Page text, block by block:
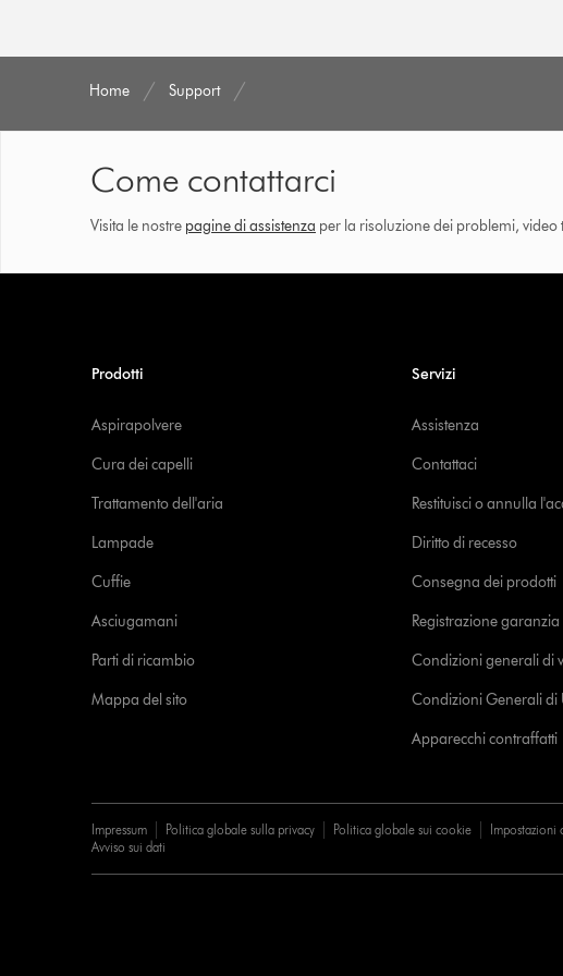
Home Support
Come contattarci
Visita le nostre pagine di assistenza per la risoluzione dei problemi,
Prodotti
Aspirapolvere
Cura dei capelli
Trattamento dell'aria
Lampade
Cuffie
Asciugamani
Parti di ricambio
Mappa del sito
Servizi
Assistenza
Contattaci
Restituisci o annulla
Diritto di recesso
Consegna dei prodotti
Registrazione garanzia
Condizioni generali di
Condizioni Generali di
Apparecchi contraffatti
Impressum Politica globale sulla privacy Politica globale sui cookie Impostazioni
Avviso sui dati